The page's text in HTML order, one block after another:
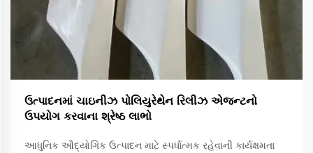
ઉત્પાદનમાં ચાઇનીઝ પોલિયુરેથેન રિલીઝ એજન્ટનો
ઉપયોગ કરવાના શ્રેષ્ઠ લાભો
આધુનિક ઔદ્યોગિક ઉત્પાદન માટે સ્પર્ધાત્મક રહેવાની કાર્યક્ષમતા